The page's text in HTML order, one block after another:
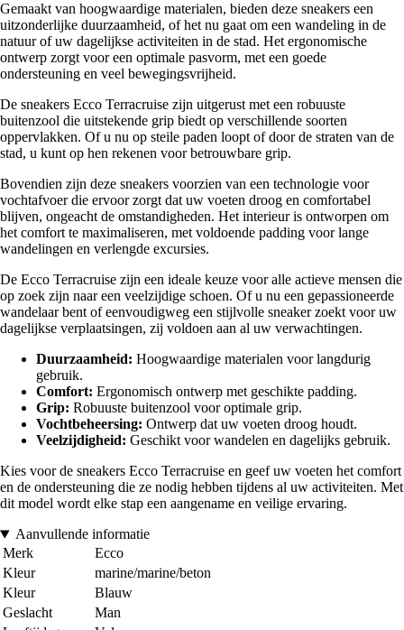
Gemaakt van hoogwaardige materialen, bieden deze sneakers een
uitzonderlijke duurzaamheid, of het nu gaat om een wandeling in de
natuur of uw dagelijkse activiteiten in de stad. Het ergonomische
ontwerp zorgt voor een optimale pasvorm, met een goede
ondersteuning en veel bewegingsvrijheid.
De sneakers Ecco Terracruise zijn uitgerust met een robuuste
buitenzool die uitstekende grip biedt op verschillende soorten
oppervlakken. Of u nu op steile paden loopt of door de straten van de
stad, u kunt op hen rekenen voor betrouwbare grip.
Bovendien zijn deze sneakers voorzien van een technologie voor
vochtafvoer die ervoor zorgt dat uw voeten droog en comfortabel
blijven, ongeacht de omstandigheden. Het interieur is ontworpen om
het comfort te maximaliseren, met voldoende padding voor lange
wandelingen en verlengde excursies.
De Ecco Terracruise zijn een ideale keuze voor alle actieve mensen die
op zoek zijn naar een veelzijdige schoen. Of u nu een gepassioneerde
wandelaar bent of eenvoudigweg een stijlvolle sneaker zoekt voor uw
dagelijkse verplaatsingen, zij voldoen aan al uw verwachtingen.
Duurzaamheid: Hoogwaardige materialen voor langdurig
gebruik.
Comfort: Ergonomisch ontwerp met geschikte padding.
Grip: Robuuste buitenzool voor optimale grip.
Vochtbeheersing: Ontwerp dat uw voeten droog houdt.
Veelzijdigheid: Geschikt voor wandelen en dagelijks gebruik.
Kies voor de sneakers Ecco Terracruise en geef uw voeten het comfort
en de ondersteuning die ze nodig hebben tijdens al uw activiteiten. Met
dit model wordt elke stap een aangename en veilige ervaring.
Aanvullende informatie
Merk
Ecco
Kleur
marine/marine/beton
Kleur
Blauw
Geslacht
Man